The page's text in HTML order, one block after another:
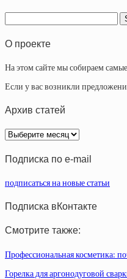
О проекте
На этом сайте мы собираем
Если у вас возникли
Архив статей
Архив
статей
Подписка по e-mail
подписаться на новые статьи
Подписка вКонтакте
Смотрите также:
Профессиональная косметика:
Горелка для аргонодуговой